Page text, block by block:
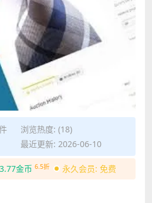
Auctions v3.0.9 汉化版 | 专
浏览热度: (18)
最近更新: 2026-06-10
3.77金币 6.5折 永久会员: 免费